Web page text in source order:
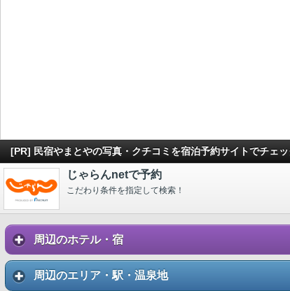
[PR] 民宿やまとやの写真・クチコミを宿泊予約サイトでチェッ
じゃらんnetで予約
こだわり条件を指定して検索！
周辺のホテル・宿
周辺のエリア・駅・温泉地